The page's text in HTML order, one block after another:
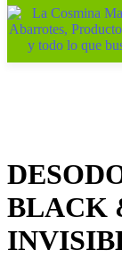
BLACK